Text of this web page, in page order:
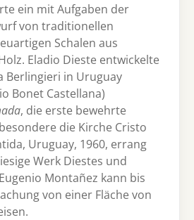
ein mit Aufgaben der
von traditionellen
Schalen aus
Eladio Dieste entwickelte
Berlingieri in Uruguay
Bonet Castellana)
, die erste bewehrte
die Kirche Cristo
Uruguay, 1960, errang
Werk Diestes und
Montañez kann bis
von einer Fläche von